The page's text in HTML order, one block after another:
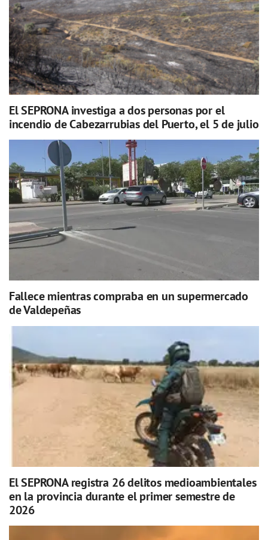
El SEPRONA investiga a dos personas por el
incendio de Cabezarrubias del Puerto, el 5 de julio
Fallece mientras compraba en un supermercado
de Valdepeñas
El SEPRONA registra 26 delitos medioambientales
en la provincia durante el primer semestre de
2026